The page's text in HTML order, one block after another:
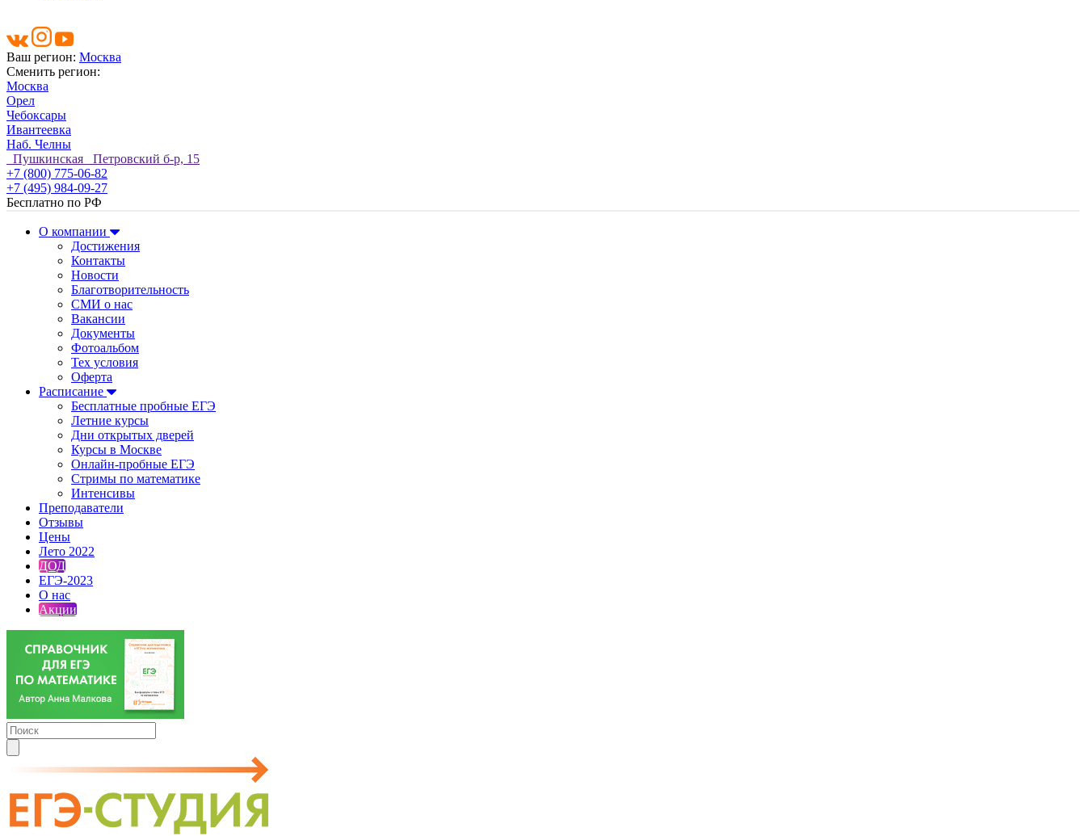
Ваш регион: Москва
Сменить регион:
Москва
Орел
Чебоксары
Ивантеевка
Наб. Челны
Пушкинская Петровский б-р, 15
+7 (800) 775-06-82
+7 (495) 984-09-27
Бесплатно по РФ
О компании
Достижения
Контакты
Новости
Благотворительность
СМИ о нас
Вакансии
Документы
Фотоальбом
Тех условия
Оферта
Расписание
Бесплатные пробные ЕГЭ
Летние курсы
Дни открытых дверей
Курсы в Москве
Онлайн-пробные ЕГЭ
Стримы по математике
Интенсивы
Преподаватели
Отзывы
Цены
Лето 2022
ДОД
ЕГЭ-2023
О нас
Акции